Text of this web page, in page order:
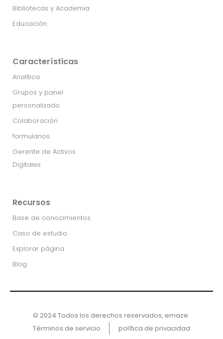
Bibliotecas y Academia
Educación
Características
Analítica
Grupos y panel
personalizado
Colaboración
formularios
Gerente de Activos
Digitales
Recursos
Base de conocimientos
Caso de estudio
Explorar página
Blog
© 2024 Todos los derechos reservados, emaze ​
Términos de servicio
política de privacidad